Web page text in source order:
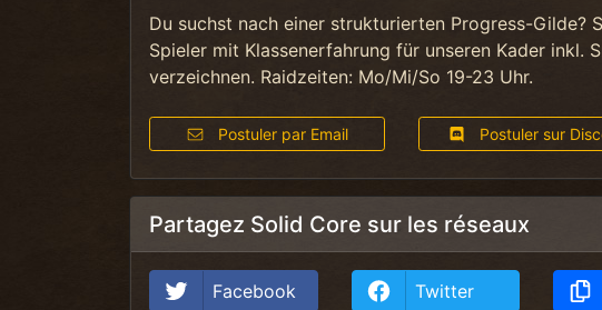
Du suchst nach einer strukturierten Progress-Gilde?
Spieler mit Klassenerfahrung für unseren Kader inkl.
verzeichnen. Raidzeiten: Mo/Mi/So 19-23 Uhr.
Postuler par Email Postuler sur
Partagez Solid Core sur les réseaux
Facebook Twitter